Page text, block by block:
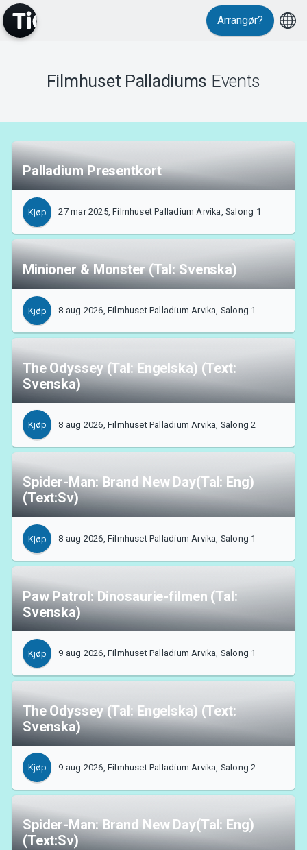
MyTickster
Support
Om Tickster
Arrangør?
Filmhuset Palladiums Events
Palladium Presentkort
Kjøp 27 mar 2025, Filmhuset Palladium Arvika, Salong 1
Minioner & Monster (Tal: Svenska)
Kjøp 8 aug 2026, Filmhuset Palladium Arvika, Salong 1
The Odyssey (Tal: Engelska) (Text:
Svenska)
Kjøp 8 aug 2026, Filmhuset Palladium Arvika, Salong 2
Spider-Man: Brand New Day(Tal: Eng)
(Text:Sv)
Kjøp 8 aug 2026, Filmhuset Palladium Arvika, Salong 1
Paw Patrol: Dinosaurie-filmen (Tal:
Svenska)
Kjøp 9 aug 2026, Filmhuset Palladium Arvika, Salong 1
The Odyssey (Tal: Engelska) (Text:
Svenska)
Kjøp 9 aug 2026, Filmhuset Palladium Arvika, Salong 2
Spider-Man: Brand New Day(Tal: Eng)
(Text:Sv)